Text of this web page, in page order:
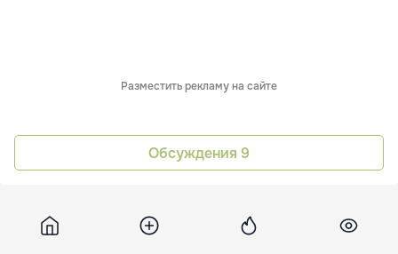
Разместить рекламу на сайте
Обсуждения 9
Unian 29 апреля 2025, 09:46 9 470